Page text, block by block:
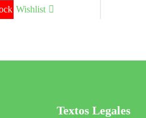
Wishlist
Textos Legales